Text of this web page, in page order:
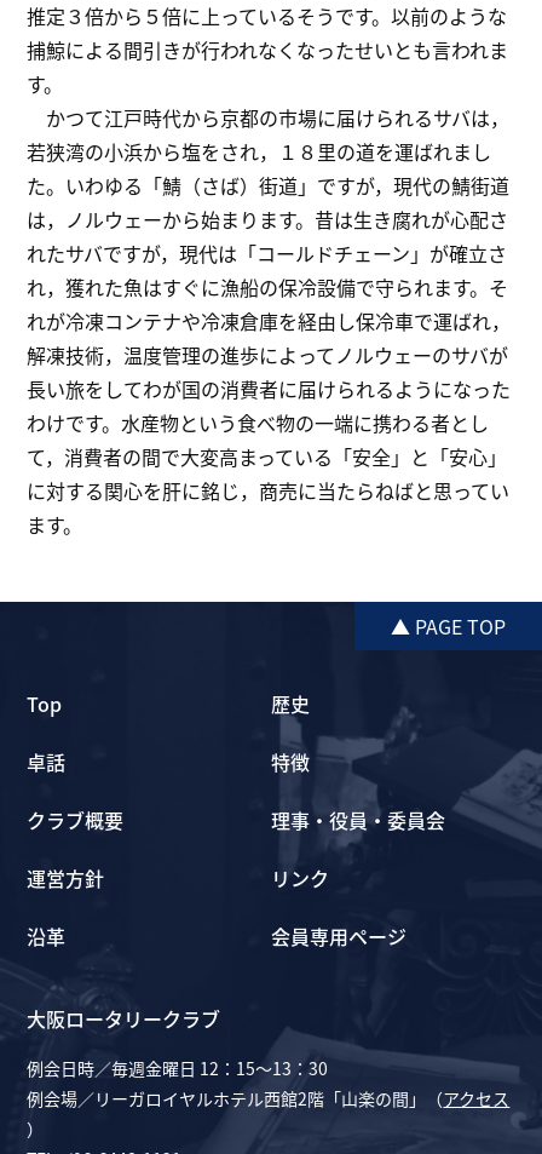
推定３倍から５倍に上っているそうです。以前のような
捕鯨による間引きが行われなくなったせいとも言われま
す。
かつて江戸時代から京都の市場に届けられるサバは，
若狭湾の小浜から塩をされ，１８里の道を運ばれまし
た。いわゆる「鯖（さば）街道」ですが，現代の鯖街道
は，ノルウェーから始まります。昔は生き腐れが心配さ
れたサバですが，現代は「コールドチェーン」が確立さ
れ，獲れた魚はすぐに漁船の保冷設備で守られます。そ
れが冷凍コンテナや冷凍倉庫を経由し保冷車で運ばれ，
解凍技術，温度管理の進歩によってノルウェーのサバが
長い旅をしてわが国の消費者に届けられるようになった
わけです。水産物という食べ物の一端に携わる者とし
て，消費者の間で大変高まっている「安全」と「安心」
に対する関心を肝に銘じ，商売に当たらねばと思ってい
ます。
▲ PAGE TOP
Top
卓話
クラブ概要
運営方針
沿革
歴史
特徴
理事・役員・委員会
リンク
会員専用ページ
大阪ロータリークラブ
例会日時／毎週金曜日 12：15～13：30
例会場／リーガロイヤルホテル西館2階「山楽の間」（アクセス
）